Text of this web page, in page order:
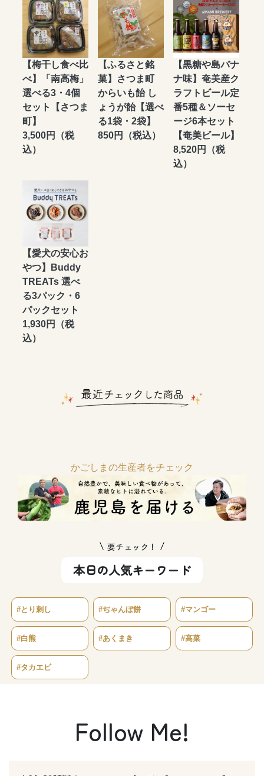
【梅干し食べ比
べ】「南高梅」
選べる3・4個
セット【さつま
町】
3,500円（税
込）
【ふるさと銘
菓】さつま町
からいも飴 し
ょうが飴【選べ
る1袋・2袋】
850円（税込）
【黒糖や島バナ
ナ味】奄美産ク
ラフトビール定
番5種＆ソーセ
ージ6本セット
【奄美ビール】
8,520円（税
込）
【愛犬の安心お
やつ】Buddy
TREATs 選べ
る3パック・6
パックセット
1,930円（税
込）
かごしまの生産者をチェック
要チェック！
本日の人気キーワード
#とり刺し #ぢゃんぼ餅 #マンゴー
#白熊 #あくまき #高菜
#タカエビ
Follow Me!